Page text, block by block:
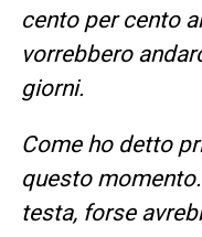
cento per cento
vorrebbero
giorni.
Come ho detto
questo
testa, forse